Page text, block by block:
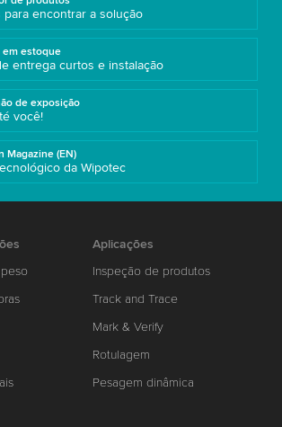
para encontrar a solução
em estoque
entrega curtos e instalação
de exposição
você!
Magazine (EN)
da Wipotec
Aplicações
Inspeção de produtos
Track and Trace
Mark & Verify
Rotulagem
Pesagem dinâmica